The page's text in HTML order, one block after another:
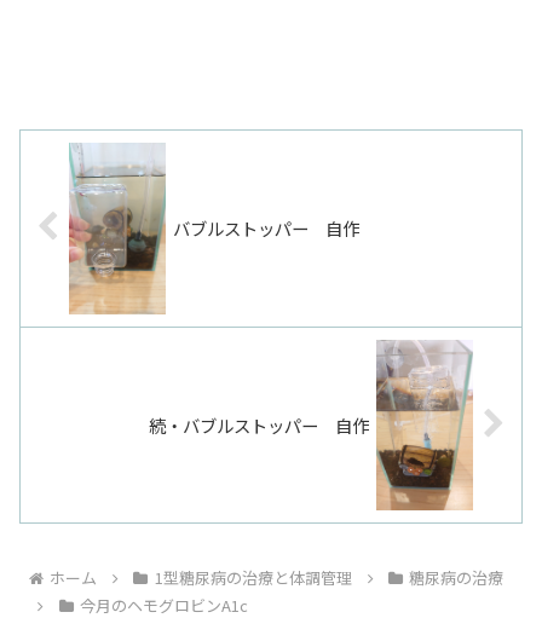
バブルストッパー 自作
続・バブルストッパー 自作
ホーム 1型糖尿病の治療と体調管理
糖尿病の治療
今月のヘモグロビンA1c